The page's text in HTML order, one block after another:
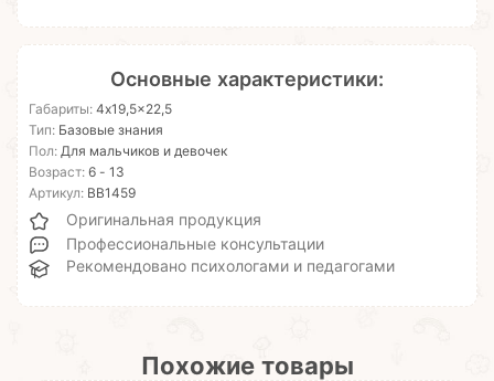
Основные характеристики:
Габариты: 4x19,5x22,5
Тип: Базовые знания
Пол: Для мальчиков и девочек
Возраст: 6 - 13
Артикул: ВВ1459
Оригинальная продукция
Профессиональные консультации
Рекомендовано психологами и педагогами
Похожие товары